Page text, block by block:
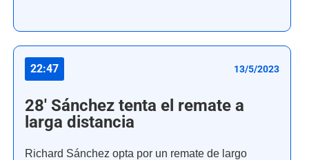
22:47 13/5/2023
28' Sánchez tenta el remate a
larga distancia
Richard Sánchez opta por un remate de largo